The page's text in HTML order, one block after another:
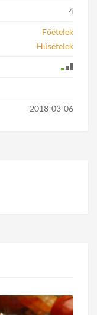
4
Főételek
Húsételek
2018-03-06